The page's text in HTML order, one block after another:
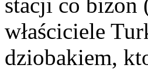
właściciele
dziobakiem,